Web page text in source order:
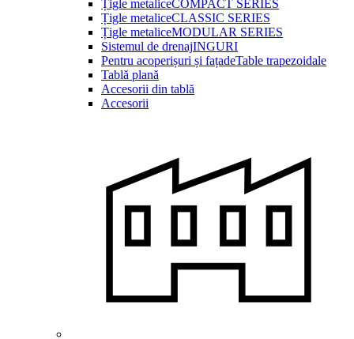
Țigle metaliceCOMPACT SERIES
Țigle metaliceCLASSIC SERIES
Țigle metaliceMODULAR SERIES
Sistemul de drenajINGURI
Pentru acoperișuri și fațadeTable trapezoidale
Tablă plană
Accesorii din tablă
Accesorii